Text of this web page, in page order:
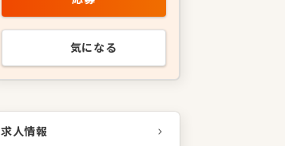
気になる
求人情報